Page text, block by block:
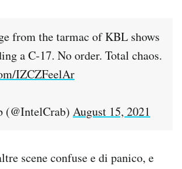
from the tarmac of KBL shows
a C-17. No order. Total chaos.
IZCZFeelAr
August 15, 2021
scene confuse e di panico, e